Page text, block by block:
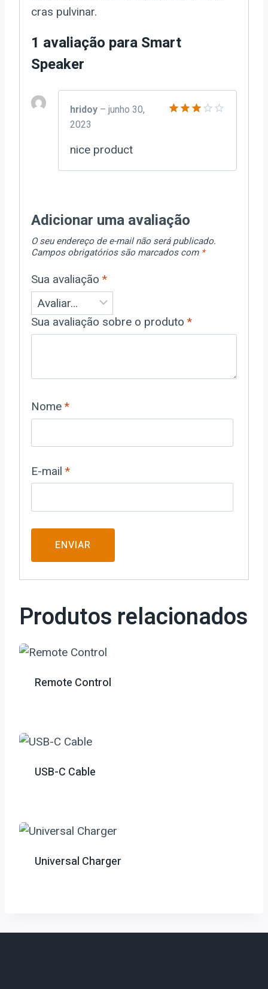
cras pulvinar.
1 avaliação para Smart
Speaker
hridoy – junho 30,
2023
nice product
Adicionar uma avaliação
O seu endereço de e-mail não será publicado.
Campos obrigatórios são marcados com *
Sua avaliação *
Sua avaliação sobre o produto *
Nome *
E-mail *
Produtos relacionados
Remote Control
USB-C Cable
Universal Charger